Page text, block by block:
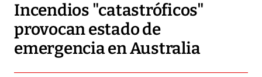
Incendios "catastróficos"
provocan estado de
emergencia en Australia